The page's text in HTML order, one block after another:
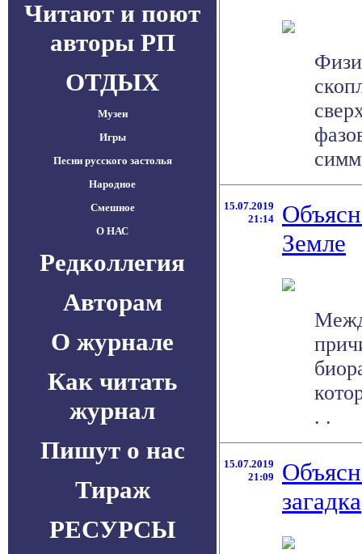
Читают и поют
авторы РП
ОТДЫХ
Музеи
Игры
Песни русского застолья
Народное
Смешное
О НАС
Редколлегия
Авторам
О журнале
Как читать
журнал
Пишут о нас
Тираж
РЕСУРСЫ
15.07.2019
21:14
Земле
. .
15.07.2019
21:09
загадка